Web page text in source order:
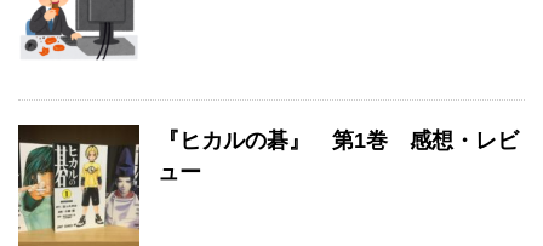
『ヒカルの碁』 第1巻 感想・レビ
ュー